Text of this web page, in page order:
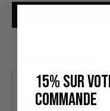
Use the Previous and Next
15% SUR
COMMANDE